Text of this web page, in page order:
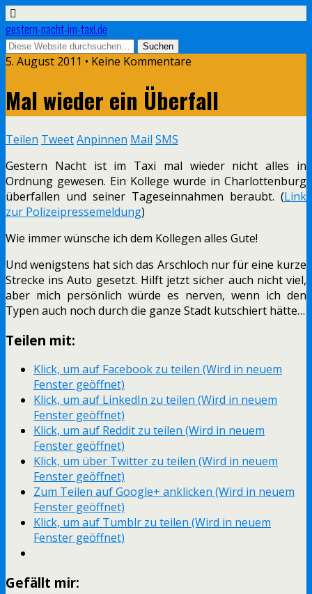
gestern-nacht-im-taxi.de
5. August 2011 • Keine Kommentare
Mal wieder ein Überfall
Teilen TweetAnpinnen Mail SMS
Gestern Nacht ist im Taxi mal wieder nicht alles in
Ordnung gewesen. Ein Kollege wurde in Charlottenburg
überfallen und seiner Tageseinnahmen beraubt. (Link
zur Polizeipressemeldung)
Wie immer wünsche ich dem Kollegen alles Gute!
Und wenigstens hat sich das Arschloch nur für eine kurze
Strecke ins Auto gesetzt. Hilft jetzt sicher auch nicht viel,
aber mich persönlich würde es nerven, wenn ich den
Typen auch noch durch die ganze Stadt kutschiert hätte…
Teilen mit:
Klick, um auf Facebook zu teilen (Wird in neuem
Fenster geöffnet)
Klick, um auf LinkedIn zu teilen (Wird in neuem
Fenster geöffnet)
Klick, um auf Reddit zu teilen (Wird in neuem
Fenster geöffnet)
Klick, um über Twitter zu teilen (Wird in neuem
Fenster geöffnet)
Zum Teilen auf Google+ anklicken (Wird in neuem
Fenster geöffnet)
Klick, um auf Tumblr zu teilen (Wird in neuem
Fenster geöffnet)
Gefällt mir: